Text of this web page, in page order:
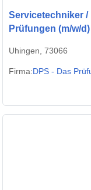
Servicetechniker /
Prüfungen (m/w/d)
Uhingen, 73066
Firma:DPS - Das